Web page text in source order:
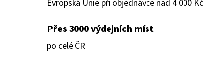
Evropská Unie při objednávce nad 4 000 Kč
Přes 3000 výdejních míst
po celé ČR